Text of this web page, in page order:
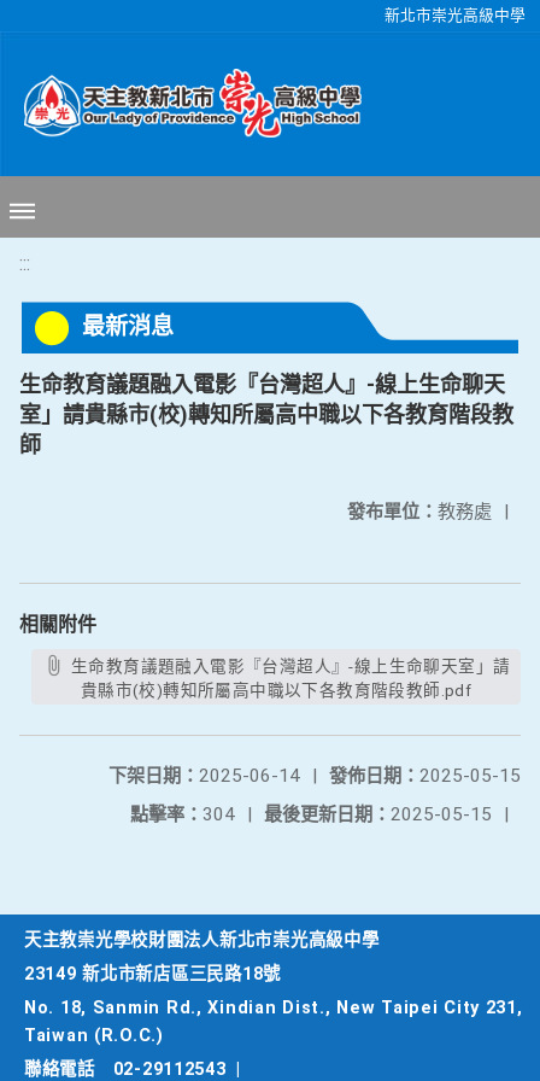
新北市崇光高級中學
:::
最新消息
生命教育議題融入電影『台灣超人』-線上生命聊天
室」請貴縣市(校)轉知所屬高中職以下各教育階段教
師
發布單位： 教務處 |
相關附件
貴縣市(校)轉知所屬高中職以下各教育階段教師.pdf
發佈日期： 2025-05-15
下架日期： 2025-06-14
|
最後更新日期： 2025-05-15 |
點擊率： 304 |
天主教崇光學校財團法人新北市崇光高級中學
23149 新北市新店區三民路18號
No. 18, Sanmin Rd., Xindian Dist., New Taipei City 231,
Taiwan (R.O.C.)
聯絡電話
02-29112543